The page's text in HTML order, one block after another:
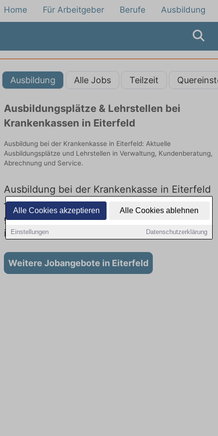
Alle Cookies akzeptieren Alle Cookies ablehnen
Einstellungen Datenschutzerklärung
Home Für Arbeitgeber Berufe Ausbildung
Ausbildung Alle Jobs Teilzeit
Ausbildungsplätze & Lehrstellen bei
Krankenkassen in Eiterfeld
Ausbildung bei der Krankenkasse in Eiterfeld: Aktuelle
Ausbildungsplätze und Lehrstellen in Verwaltung, Kundenberatung,
Abrechnung und Service.
Ausbildung bei der Krankenkasse in Eiterfeld
– Ausbildungsplätze und Lehrstellen: Aktuell
gibt es keine Stellenangebote für Ausbildung
in Eiterfeld
Weitere Jobangebote in Eiterfeld